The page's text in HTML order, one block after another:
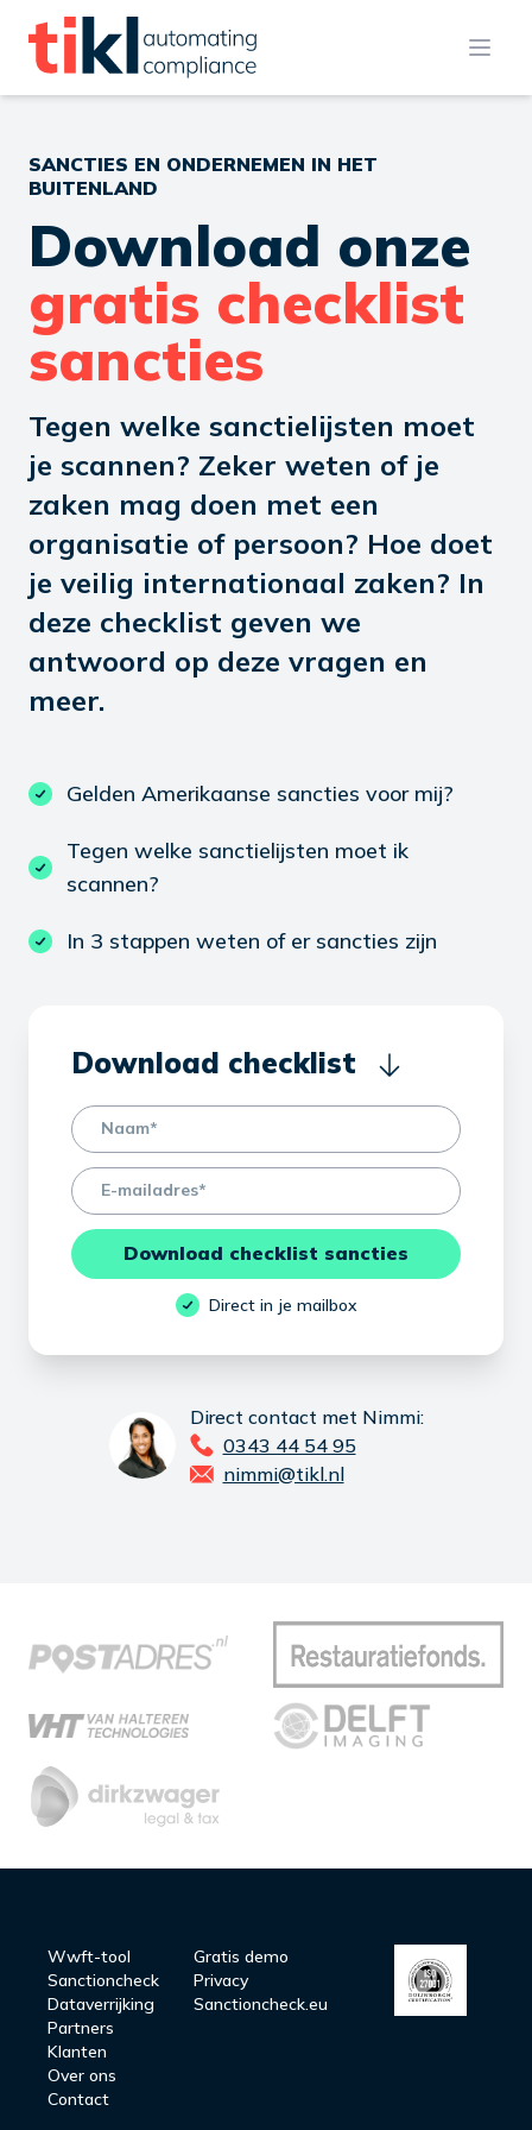
Open
SANCTIES EN ONDERNEMEN IN HET
BUITENLAND
Download onze
gratis checklist
sancties
Tegen welke sanctielijsten moet
je scannen? Zeker weten of je
zaken mag doen met een
organisatie of persoon? Hoe doet
je veilig internationaal zaken? In
deze checklist geven we
antwoord op deze vragen en
meer.
Gelden Amerikaanse sancties voor mij?
Tegen welke sanctielijsten moet ik
scannen?
In 3 stappen weten of er sancties zijn
Download checklist
name
email
Download checklist sancties
Direct in je mailbox
Direct contact met Nimmi:
0343 44 54 95
nimmi@tikl.nl
Wwft-tool
Sanctioncheck
Dataverrijking
Partners
Klanten
Over ons
Contact
Gratis demo
Privacy
Sanctioncheck.eu